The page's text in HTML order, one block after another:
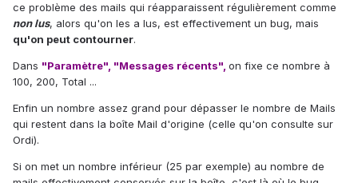
ce problème des mails qui réapparaissent régulièrement comme
non lus, alors qu'on les a lus, est effectivement un bug, mais
qu'on peut contourner.
Dans "Paramètre", "Messages récents", on fixe ce nombre à
100, 200, Total ...
Enfin un nombre assez grand pour dépasser le nombre de Mails
qui restent dans la boîte Mail d'origine (celle qu'on consulte sur
Ordi).
Si on met un nombre inférieur (25 par exemple) au nombre de